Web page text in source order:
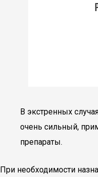
В экстренных
очень сильный,
препараты.
При необходимости